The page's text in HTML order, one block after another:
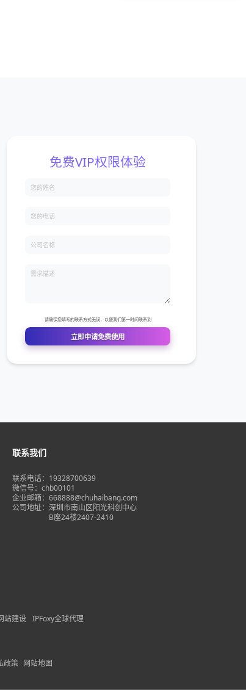
联系我们
联系电话：19328700639
微信号：chb00101
企业邮箱：668888@chuhaibang.com
公司地址： 深圳市南山区阳光科创中心
B座24楼2407-2410
站建设 IPFoxy全球代理
政策 网站地图